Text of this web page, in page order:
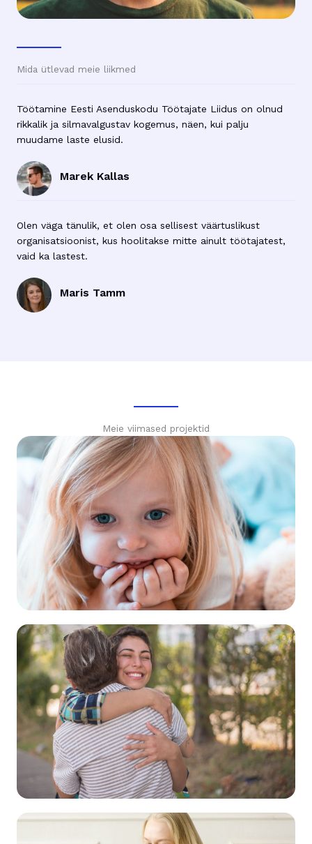
Mida ütlevad meie liikmed
Töötamine Eesti Asenduskodu Töötajate Liidus on olnud
rikkalik ja silmavalgustav kogemus, näen, kui palju
muudame laste elusid.
Marek Kallas
Olen väga tänulik, et olen osa sellisest väärtuslikust
organisatsioonist, kus hoolitakse mitte ainult töötajatest,
vaid ka lastest.
Maris Tamm
Meie viimased projektid